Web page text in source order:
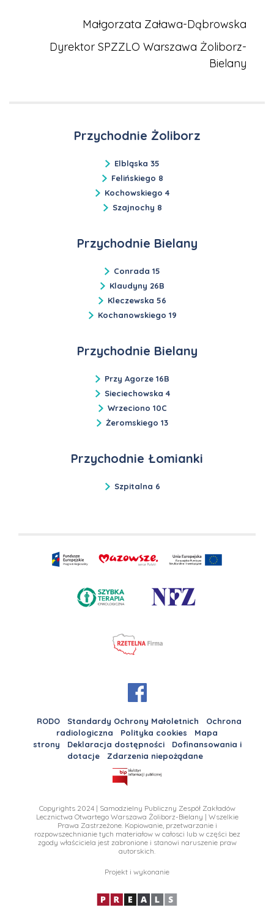
Małgorzata Zaława-Dąbrowska
Dyrektor SPZZLO Warszawa Żoliborz-
Bielany
Przychodnie Żoliborz
Elbląska 35
Felińskiego 8
Kochowskiego 4
Szajnochy 8
Przychodnie Bielany
Conrada 15
Klaudyny 26B
Kleczewska 56
Kochanowskiego 19
Przychodnie Bielany
Przy Agorze 16B
Sieciechowska 4
Wrzeciono 10C
Żeromskiego 13
Przychodnie Łomianki
Szpitalna 6
RODO Standardy Ochrony Małoletnich
Ochrona
radiologiczna
Polityka cookies
Mapa
strony
Deklaracja dostępności
Dofinansowania i
dotacje
Zdarzenia niepożądane
Copyrights 2024 | Samodzielny Publiczny Zespół Zakładów
Lecznictwa Otwartego Warszawa Żoliborz-Bielany | Wszelkie
Prawa Zastrzeżone. Kopiowanie, przetwarzanie i
rozpowszechnianie tych materiałow w całosci lub w części bez
zgody właściciela jest zabronione i stanowi naruszenie praw
autorskich.
Projekt i wykonanie